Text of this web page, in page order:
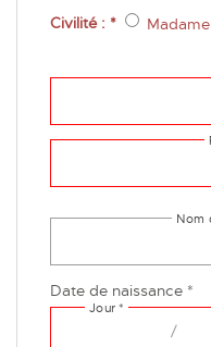
Civilité : * Madame
Date de naissance *
/